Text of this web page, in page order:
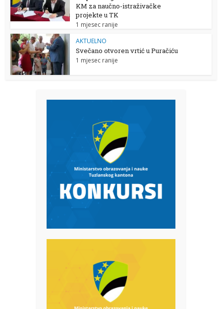
KM za naučno-istraživačke
projekte u TK
1 mjesec ranije
AKTUELNO
Svečano otvoren vrtić u Puračiću
1 mjesec ranije